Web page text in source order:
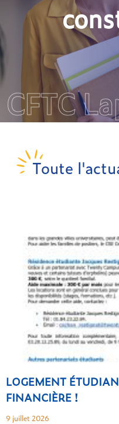
CFTC
Toute
LOGEMENT
FINANCIÈRE !
9 juillet 2026